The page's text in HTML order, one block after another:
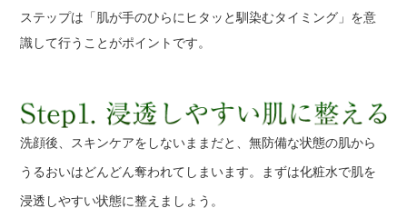
ステップは「肌が手のひらにヒタッと馴染むタイミング」を意
識して行うことがポイントです。
洗顔後、スキンケアをしないままだと、無防備な状態の肌から
うるおいはどんどん奪われてしまいます。まずは化粧水で肌を
浸透しやすい状態に整えましょう。